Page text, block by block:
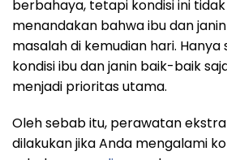
berbahaya, tetapi kondisi ini
menandakan bahwa ibu dan
masalah di kemudian hari.
kondisi ibu dan janin baik-baik
menjadi prioritas utama.
Oleh sebab itu, perawatan
dilakukan jika Anda mengalami